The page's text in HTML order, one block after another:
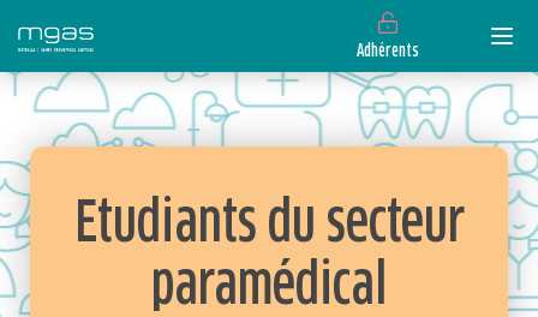
Adhérents
Etudiants du secteur
paramédical